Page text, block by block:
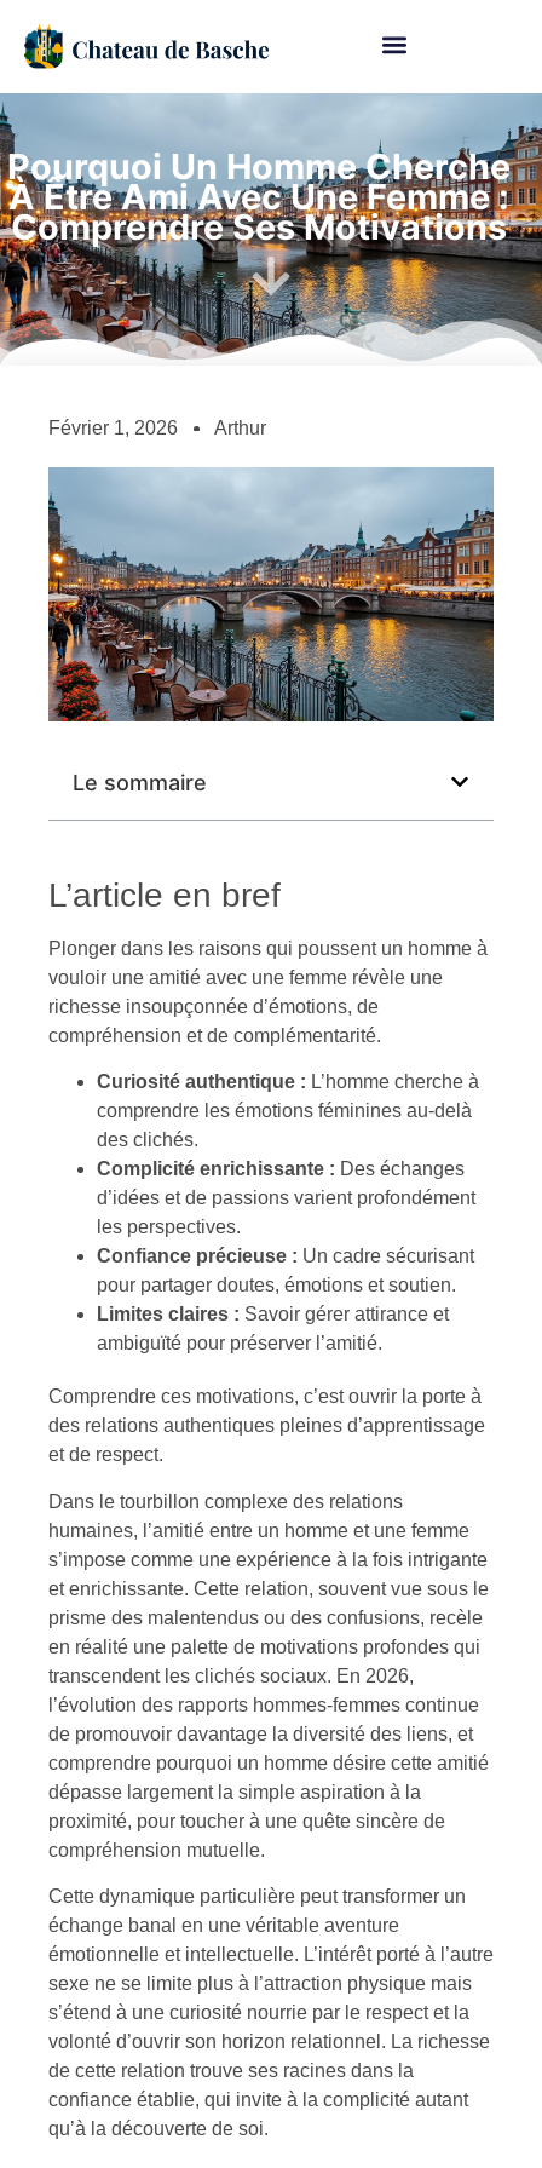
Pourquoi Un Homme Cherche
À Être Ami Avec Une Femme :
Comprendre Ses Motivations
Février 1, 2026 Arthur
Le sommaire
L’article en bref
Plonger dans les raisons qui poussent un homme à
vouloir une amitié avec une femme révèle une
richesse insoupçonnée d’émotions, de
compréhension et de complémentarité.
Curiosité authentique : L’homme cherche à
comprendre les émotions féminines au-delà
des clichés.
Complicité enrichissante : Des échanges
d’idées et de passions varient profondément
les perspectives.
Confiance précieuse : Un cadre sécurisant
pour partager doutes, émotions et soutien.
Limites claires : Savoir gérer attirance et
ambiguïté pour préserver l’amitié.
Comprendre ces motivations, c’est ouvrir la porte à
des relations authentiques pleines d’apprentissage
et de respect.
Dans le tourbillon complexe des relations
humaines, l’amitié entre un homme et une femme
s’impose comme une expérience à la fois intrigante
et enrichissante. Cette relation, souvent vue sous le
prisme des malentendus ou des confusions, recèle
en réalité une palette de motivations profondes qui
transcendent les clichés sociaux. En 2026,
l’évolution des rapports hommes-femmes continue
de promouvoir davantage la diversité des liens, et
comprendre pourquoi un homme désire cette amitié
dépasse largement la simple aspiration à la
proximité, pour toucher à une quête sincère de
compréhension mutuelle.
Cette dynamique particulière peut transformer un
échange banal en une véritable aventure
émotionnelle et intellectuelle. L’intérêt porté à l’autre
sexe ne se limite plus à l’attraction physique mais
s’étend à une curiosité nourrie par le respect et la
volonté d’ouvrir son horizon relationnel. La richesse
de cette relation trouve ses racines dans la
confiance établie, qui invite à la complicité autant
qu’à la découverte de soi.